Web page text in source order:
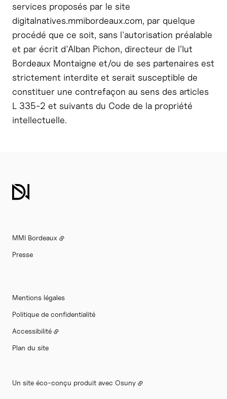
services proposés par le site
digitalnatives.mmibordeaux.com, par quelque
procédé que ce soit, sans l'autorisation préalable
et par écrit d'Alban Pichon, directeur de l’Iut
Bordeaux Montaigne et/ou de ses partenaires est
strictement interdite et serait susceptible de
constituer une contrefaçon au sens des articles
L 335-2 et suivants du Code de la propriété
intellectuelle.
MMI Bordeaux
Presse
Mentions légales
Politique de confidentialité
Accessibilité
Plan du site
Un site éco-conçu produit avec Osuny